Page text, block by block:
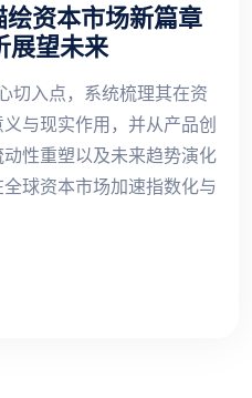
资本市场新篇章
展望未来
切入点，系统梳理其在资
与现实作用，并从产品创
性重塑以及未来趋势演化
球资本市场加速指数化与